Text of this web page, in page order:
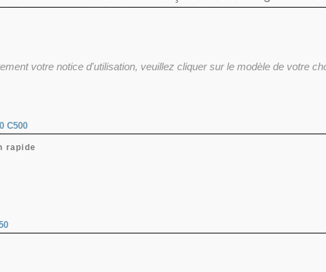
votre notice d'utilisation, veuillez cliquer sur le modèle de votre
C500
rapide